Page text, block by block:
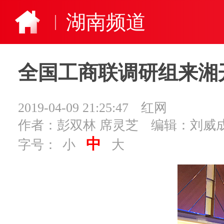
湖南频道
全国工商联调研组来
2019-04-09 21:25:47
红网
作者：彭双林 席灵芝
编辑：刘威
字号：
小 中 大